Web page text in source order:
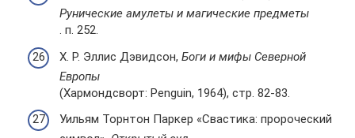
Рунические амулеты и магические предметы
. п. 252.
Х. Р. Эллис Дэвидсон, Боги и мифы Северной
Европы
(Хармондсворт: Penguin, 1964), стр. 82-83.
Уильям Торнтон Паркер «Свастика: пророческий